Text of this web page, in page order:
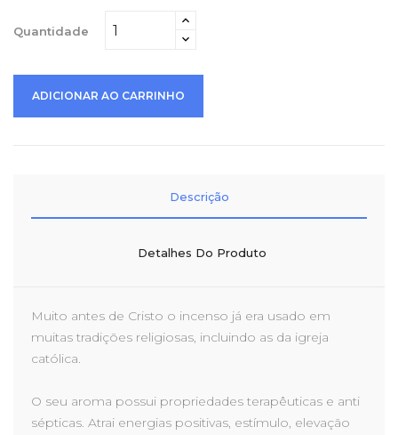
Quantidade
ADICIONAR AO CARRINHO
Descrição
Detalhes Do Produto
Muito antes de Cristo o incenso já era usado em
muitas tradições religiosas, incluindo as da igreja
católica.
O seu aroma possui propriedades terapêuticas e anti
sépticas. Atrai energias positivas, estímulo, elevação